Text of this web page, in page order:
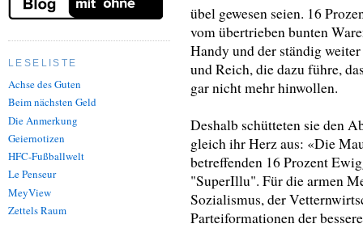
LESELISTE
Achse des Guten
Beim nächsten Geld
Die Anmerkung
Geiernotizen
HFC-Fußballwelt
Le Penseur
MeyView
Zettels Raum
übel gewesen seien. 16
vom übertrieben bunten
Handy und der ständig
und Reich, die dazu führe,
gar nicht mehr hinwollen.
Deshalb schütteten sie den
gleich ihr Herz aus: «Die
betreffenden 16 Prozent
"SuperIllu". Für die armen
Sozialismus, der
Parteiformationen der